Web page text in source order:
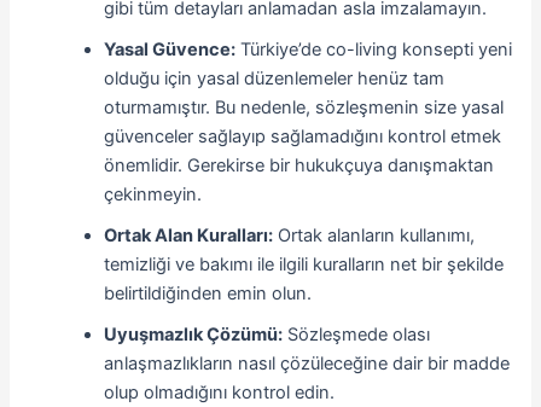
gibi tüm detayları anlamadan asla imzalamayın.
Yasal Güvence: Türkiye’de co-living konsepti yeni
olduğu için yasal düzenlemeler henüz tam
oturmamıştır. Bu nedenle, sözleşmenin size yasal
güvenceler sağlayıp sağlamadığını kontrol etmek
önemlidir. Gerekirse bir hukukçuya danışmaktan
çekinmeyin.
Ortak Alan Kuralları: Ortak alanların kullanımı,
temizliği ve bakımı ile ilgili kuralların net bir şekilde
belirtildiğinden emin olun.
Uyuşmazlık Çözümü: Sözleşmede olası
anlaşmazlıkların nasıl çözüleceğine dair bir madde
olup olmadığını kontrol edin.